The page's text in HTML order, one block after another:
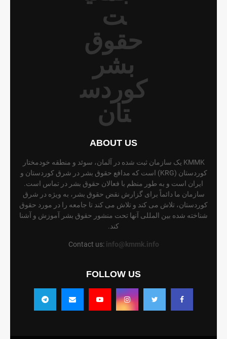
ABOUT US
KMMK یک سازمان ثبت شده در آلمان، سوئد و منطقه خودمختار
کوردستان (KRG) است که مدافع حقوق بشر در شرق کوردستان و
ایران است و به طور منظم با فعالان حقوق بشر در تماس است.
سازمان ما دائماً برای گزارش نقض حقوق بشر، به ویژه در شرق
کوردستان، تلاش می کند و تلاش می کند تا جامعه را در مورد حقوق
شناخته شده بین المللی آنها تحت منشور حقوق بشر آموزش و آشنا
کند.
Contact us: info@kmmk.info
FOLLOW US